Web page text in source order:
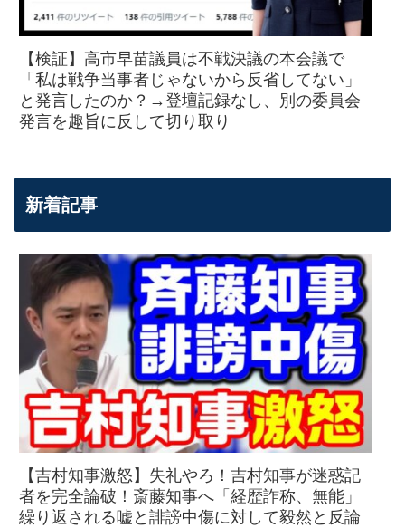
【検証】高市早苗議員は不戦決議の本会議で
「私は戦争当事者じゃないから反省してない」
と発言したのか？→登壇記録なし、別の委員会
発言を趣旨に反して切り取り
新着記事
【吉村知事激怒】失礼やろ！吉村知事が迷惑記
者を完全論破！斎藤知事へ「経歴詐称、無能」
繰り返される嘘と誹謗中傷に対して毅然と反論